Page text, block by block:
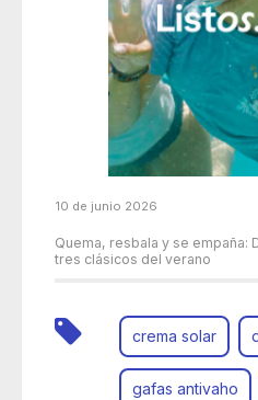
10 de junio 2026
Quema, resbala y se empaña:
tres clásicos del verano
crema solar
gafas antivaho